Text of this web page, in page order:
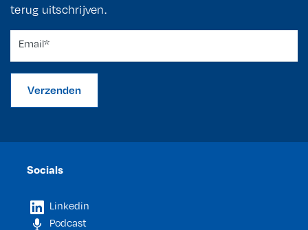
terug uitschrijven.
Verzenden
Socials
Linkedin
Podcast